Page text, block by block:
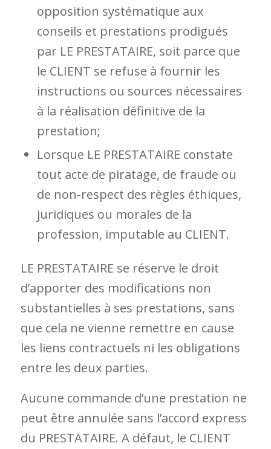
opposition systématique aux
conseils et prestations prodigués
par LE PRESTATAIRE, soit parce que
le CLIENT se refuse à fournir les
instructions ou sources nécessaires
à la réalisation définitive de la
prestation;
Lorsque LE PRESTATAIRE constate
tout acte de piratage, de fraude ou
de non-respect des règles éthiques,
juridiques ou morales de la
profession, imputable au CLIENT.
LE PRESTATAIRE se réserve le droit
d’apporter des modifications non
substantielles à ses prestations, sans
que cela ne vienne remettre en cause
les liens contractuels ni les obligations
entre les deux parties.
Aucune commande d’une prestation ne
peut être annulée sans l’accord express
du PRESTATAIRE. A défaut, le CLIENT